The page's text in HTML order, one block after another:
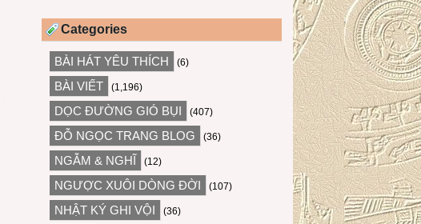
Categories
BÀI HÁT YÊU THÍCH (6)
BÀI VIẾT (1,196)
DỌC ĐƯỜNG GIÓ BỤI (407)
ĐỖ NGỌC TRANG BLOG (36)
NGẪM & NGHĨ (12)
NGƯỢC XUÔI DÒNG ĐỜI (107)
NHẬT KÝ GHI VỘI (36)